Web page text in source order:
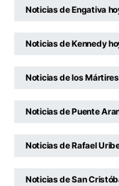
Noticias de Engativa
Noticias de Kennedy
Noticias de los
Noticias de Puente
Noticias de Rafael
Noticias de San